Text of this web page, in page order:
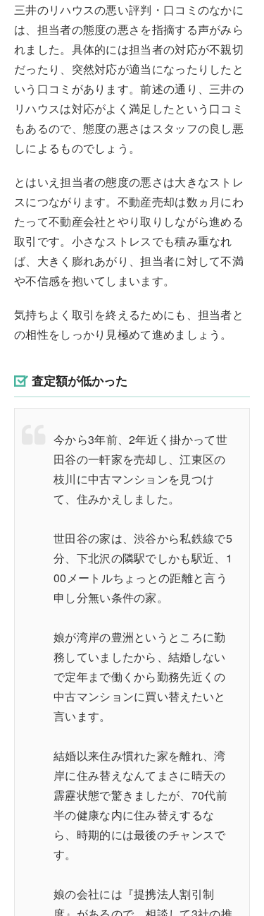
三井のリハウスの悪い評判・口コミのなかに
は、担当者の態度の悪さを指摘する声がみら
れました。具体的には担当者の対応が不親切
だったり、突然対応が適当になったりしたと
いう口コミがあります。前述の通り、三井の
リハウスは対応がよく満足したという口コミ
もあるので、態度の悪さはスタッフの良し悪
しによるものでしょう。
とはいえ担当者の態度の悪さは大きなストレ
スにつながります。不動産売却は数ヵ月にわ
たって不動産会社とやり取りしながら進める
取引です。小さなストレスでも積み重なれ
ば、大きく膨れあがり、担当者に対して不満
や不信感を抱いてしまいます。
気持ちよく取引を終えるためにも、担当者と
の相性をしっかり見極めて進めましょう。
査定額が低かった
今から3年前、2年近く掛かって世
田谷の一軒家を売却し、江東区の
枝川に中古マンションを見つけ
て、住みかえしました。
世田谷の家は、渋谷から私鉄線で5
分、下北沢の隣駅でしかも駅近、1
00メートルちょっとの距離と言う
申し分無い条件の家。
娘が湾岸の豊洲というところに勤
務していましたから、結婚しない
で定年まで働くから勤務先近くの
中古マンションに買い替えたいと
言います。
結婚以来住み慣れた家を離れ、湾
岸に住み替えなんてまさに晴天の
霹靂状態で驚きましたが、70代前
半の健康な内に住み替えするな
ら、時期的には最後のチャンスで
す。
娘の会社には『提携法人割引制